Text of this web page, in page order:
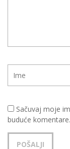
Sačuvaj moje
buduće komentare.